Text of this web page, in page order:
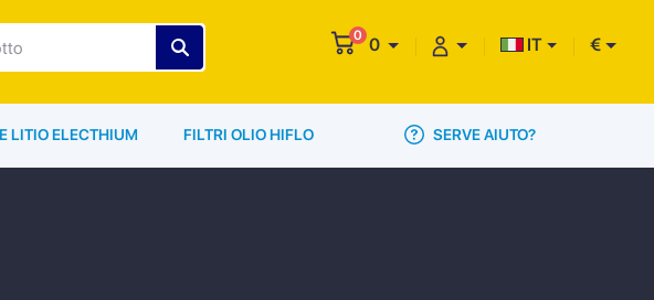
0 0 IT €
LITIO ELECTHIUM FILTRI OLIO HIFLO SERVE AIUTO?